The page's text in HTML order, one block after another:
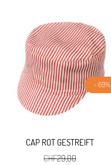
- 69%
CAP ROT GESTREIFT
CHF29,00